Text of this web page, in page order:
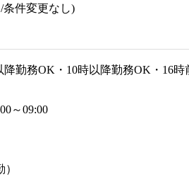
条件変更なし)
降勤務OK・10時以降勤務OK・16
～09:00